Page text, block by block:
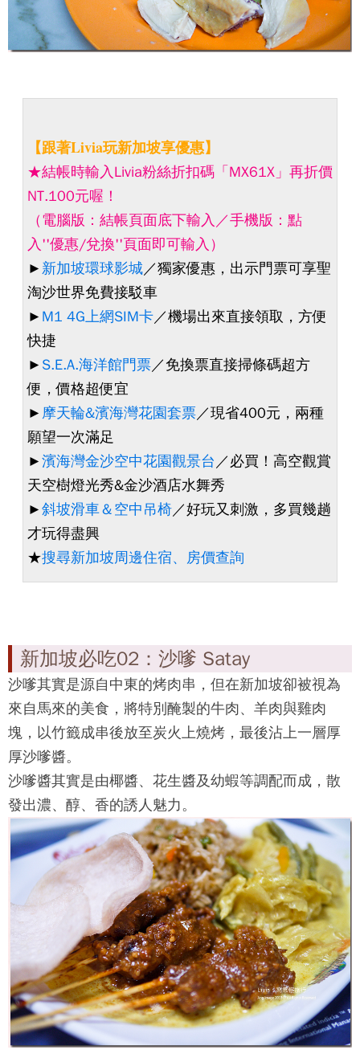
【跟著Livia玩新加坡享優惠】
★結帳時輸入Livia粉絲折扣碼「MX61X」再折價
NT.100元喔！
（電腦版：結帳頁面底下輸入／手機版：點
入''優惠/兌換''頁面即可輸入）
►新加坡環球影城／獨家優惠，出示門票可享聖
淘沙世界免費接駁車
► M1 4G上網SIM卡／機場出來直接領取，方便
快捷
► S.E.A.海洋館門票／免換票直接掃條碼超方
便，價格超便宜
►摩天輪&濱海灣花園套票／現省400元，兩種
願望一次滿足
►濱海灣金沙空中花園觀景台／必買！高空觀賞
天空樹燈光秀&金沙酒店水舞秀
►斜坡滑車＆空中吊椅／好玩又刺激，多買幾趟
才玩得盡興
★搜尋新加坡周邊住宿、房價查詢
新加坡必吃02：沙嗲 Satay
沙嗲其實是源自中東的烤肉串，但在新加坡卻被視為
來自馬來的美食，將特別醃製的牛肉、羊肉與雞肉
塊，以竹籤成串後放至炭火上燒烤，最後沾上一層厚
厚沙嗲醬。
沙嗲醬其實是由椰醬、花生醬及幼蝦等調配而成，散
發出濃、醇、香的誘人魅力。